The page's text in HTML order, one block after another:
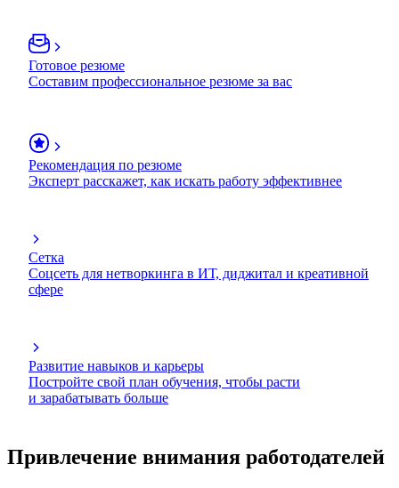
Готовое резюме
Составим профессиональное резюме за вас
Рекомендация по резюме
Эксперт расскажет, как искать работу эффективнее
Сетка
Соцсеть для нетворкинга в ИТ, диджитал и креативной
сфере
Развитие навыков и карьеры
Постройте свой план обучения, чтобы расти
и зарабатывать больше
Привлечение внимания работодателей